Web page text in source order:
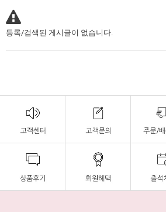
등록/검색된 게시글이 없습니다.